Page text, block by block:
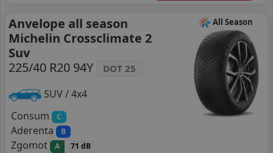
All Season
Anvelope all season
Michelin Crossclimate 2
Suv
225/40 R20 94Y
DOT 25
SUV / 4x4
Consum
C
Aderenta B
Zgomot A 71 dB